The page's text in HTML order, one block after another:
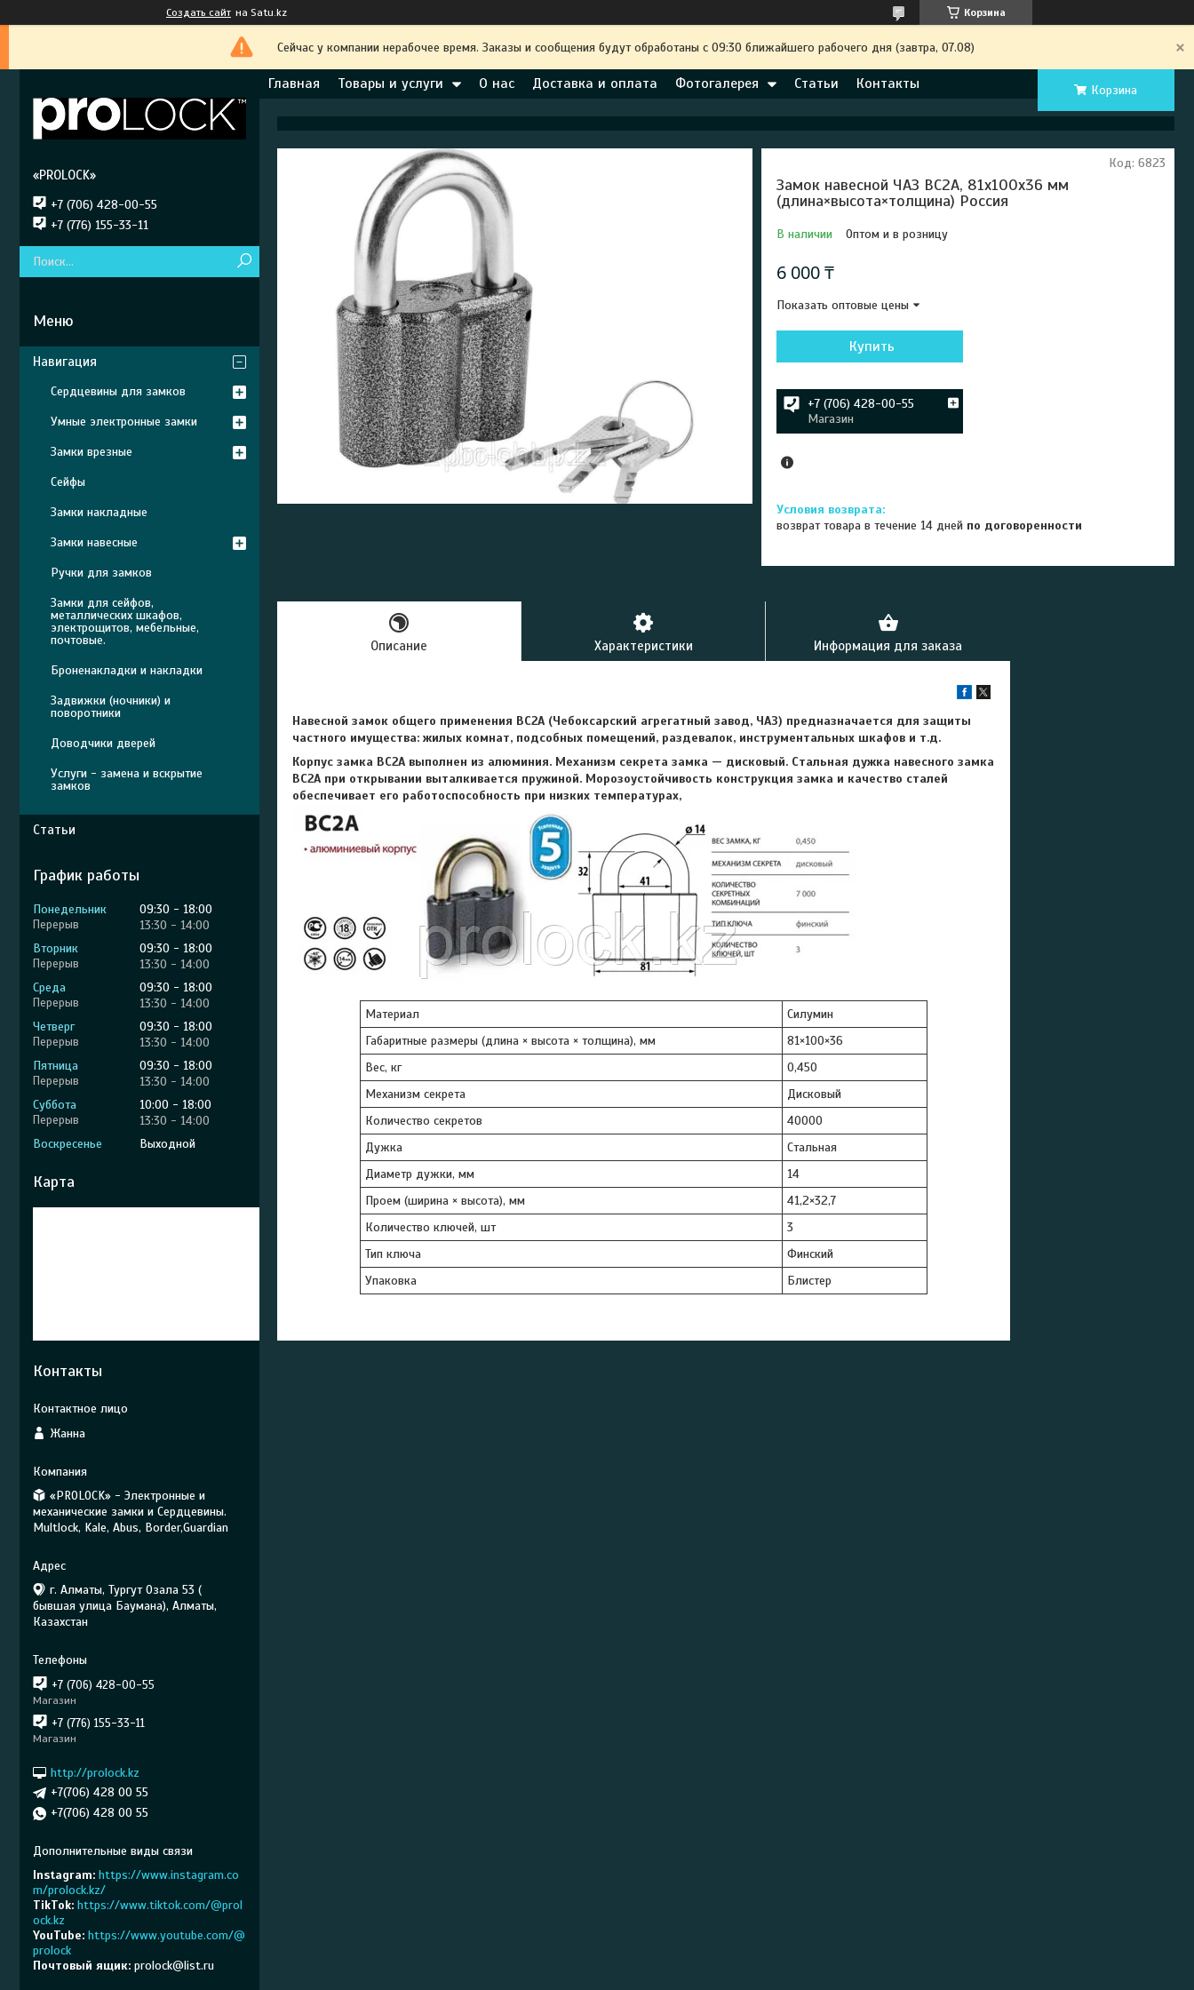
Создать сайт на Satu.kz Корзина
Сейчас у компании нерабочее время. Заказы и сообщения будут обработаны с 09:30 ближайшего рабочего дня (завтра, 07.08)
Главная Товары и услуги О нас Доставка и оплата Фотогалерея Статьи Контакты Корзина
Замок навесной ЧАЗ ВС2А, 81x100x36 мм
(длина×высота×толщина) Россия
В наличии Оптом и в розницу
Код: 6823
6 000 ₸
Показать оптовые цены
Купить
+7 (706) 428-00-55
Магазин
возврат товара в течение 14 дней по договоренности
Описание Характеристики Информация для заказа
Навесной замок общего применения ВС2А (Чебоксарский агрегатный завод, ЧАЗ) предназначается для защиты
частного имущества: жилых комнат, подсобных помещений, раздевалок, инструментальных шкафов и т.д.
Корпус замка ВС2А выполнен из алюминия. Механизм секрета замка — дисковый. Стальная дужка навесного замка
ВС2А при открывании выталкивается пружиной. Морозоустойчивость конструкция замка и качество сталей
обеспечивает его работоспособность при низких температурах,
Материал
Силумин
Габаритные размеры (длина × высота × толщина), мм
81×100×36
Вес, кг
0,450
Механизм секрета
Дисковый
Количество секретов
40000
Дужка
Стальная
Диаметр дужки, мм
14
Проем (ширина × высота), мм
41,2×32,7
Количество ключей, шт
3
Тип ключа
Финский
Упаковка
Блистер
«PROLOCK»
+7 (706) 428-00-55
+7 (776) 155-33-11
Навигация
Сердцевины для замков
Умные электронные замки
Замки врезные
Сейфы
Замки накладные
Замки навесные
Ручки для замков
Замки для сейфов,
металлических шкафов,
электрощитов, мебельные,
почтовые.
Броненакладки и накладки
Задвижки (ночники) и
поворотники
Доводчики дверей
Услуги - замена и вскрытие
замков
Статьи
График работы
Понедельник 09:30
18:00
13:30
14:00
Вторник
09:30
18:00
13:30
14:00
Среда
09:30
18:00
13:30
14:00
Четверг
09:30
18:00
13:30
14:00
Пятница
09:30
18:00
13:30
14:00
Суббота
10:00
18:00
13:30
14:00
Воскресенье
Выходной
Карта
Контакты
Жанна
«PROLOCK» - Электронные и
механические замки и Сердцевины.
Multlock, Kale, Abus, Border,Guardian
г. Алматы, Тургут Озала 53 (
бывшая улица Баумана), Алматы,
Казахстан
+7 (706) 428-00-55
Магазин
+7 (776) 155-33-11
Магазин
http://prolock.kz
+7(706) 428 00 55
+7(706) 428 00 55
Instagram https://www.instagram.co
m/prolock.kz/
TikTok https://www.tiktok.com/@prol
ock.kz
YouTube https://www.youtube.com/@
prolock
Почтовый ящик prolock@list.ru